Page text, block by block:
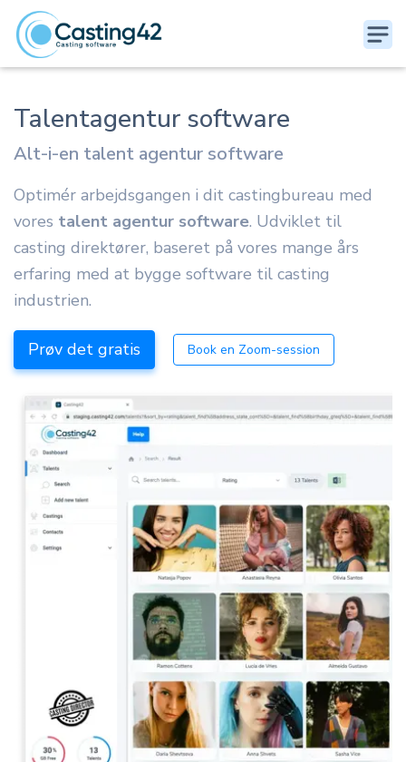
Talentagentur software
Alt-i-en talent agentur software
Optimér arbejdsgangen i dit castingbureau med
vores talent agentur software. Udviklet til
casting direktører, baseret på vores mange års
erfaring med at bygge software til casting
industrien.
Prøv det gratis Book en Zoom-session